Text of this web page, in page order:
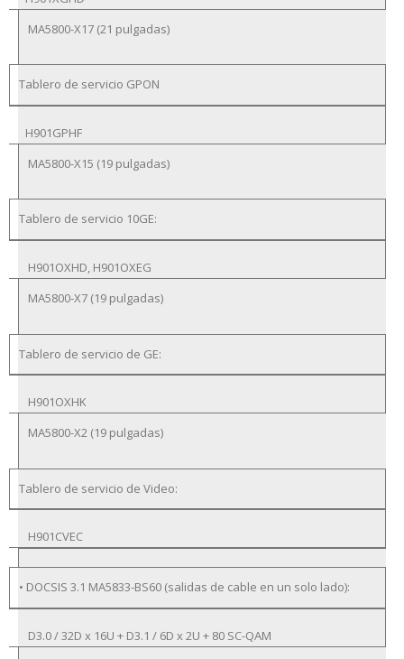
MA5800-X17 (21 pulgadas)
Tablero de servicio GPON
H901GPHF
MA5800-X15 (19 pulgadas)
Tablero de servicio 10GE:
H901OXHD, H901OXEG
MA5800-X7 (19 pulgadas)
Tablero de servicio de GE:
H901OXHK
MA5800-X2 (19 pulgadas)
Tablero de servicio de Video:
H901CVEC
• DOCSIS 3.1 MA5833-BS60 (salidas de cable en un solo lado):
D3.0 / 32D x 16U + D3.1 / 6D x 2U + 80 SC-QAM